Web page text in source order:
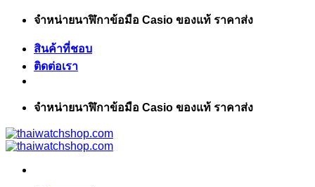
ข้าม
เนื้อหา
จำหน่ายนาฬิกาข้อมือ Casio ของแท้ ราคาส่ง
สินค้าที่ชอบ
ติดต่อเรา
จำหน่ายนาฬิกาข้อมือ Casio ของแท้ ราคาส่ง